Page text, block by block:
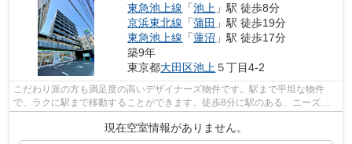
東急池上線 「池上 」駅 徒歩8分
京浜東北線 「蒲田 」駅 徒歩19分
東急池上線 「蓮沼 」駅 徒歩17分
築9年
東京都大田区池上 ５丁目4-2
こだわり派の方も満足度の高いデザイナーズ物件です。駅まで平坦な物件
で、ラクに駅まで移動することができます。徒歩8分に駅のある、ニーズの
高い物件です。防犯対策もバッチリなマン...
現在空室情報がありません。